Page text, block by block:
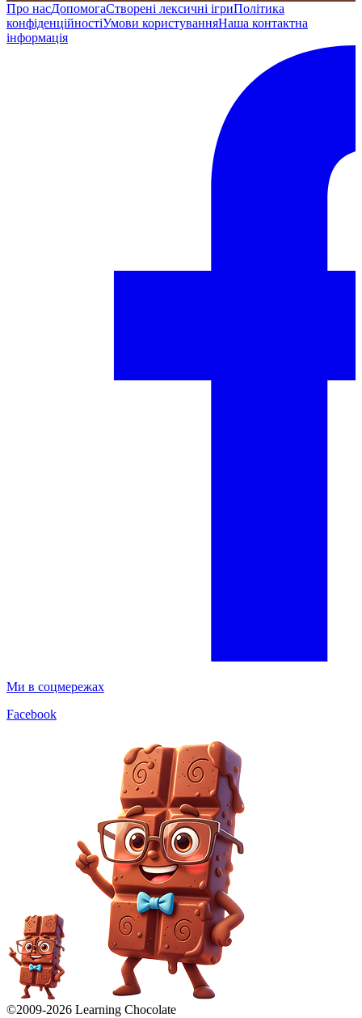
Про насДопомогаСтворені лексичні ігриПолітика
конфіденційностіУмови користуванняНаша контактна
інформація
Ми в соцмережах
Facebook
©2009-2026 Learning Chocolate